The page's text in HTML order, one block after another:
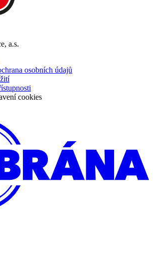
a.s.
osobních údajů
cookies